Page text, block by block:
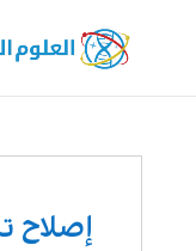
إصلاح